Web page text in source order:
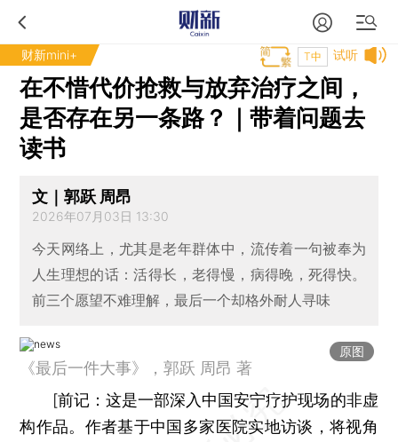
财新mini+ 试听
T中
在不惜代价抢救与放弃治疗之间，
是否存在另一条路？｜带着问题去
读书
文｜郭跃 周昂
2026年07月03日 13:30
今天网络上，尤其是老年群体中，流传着一句被奉为
人生理想的话：活得长，老得慢，病得晚，死得快。
前三个愿望不难理解，最后一个却格外耐人寻味
原图
《最后一件大事》，郭跃 周昂 著
[前记： 这是一部深入中国安宁疗护现场的非虚
构作品。作者基于中国多家医院实地访谈，将视角